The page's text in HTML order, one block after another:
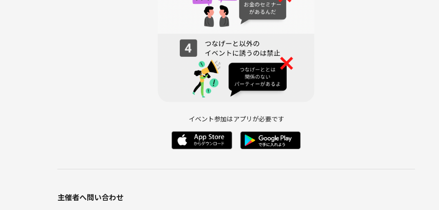
・日程が合えばそれ以上の開催も視野に
・リアル脱出ゲーム名古屋店、NANICA-NAGOYAを中心にチームで謎解きしたい
・他にも面白コンテンツがあれば不定期で開催
イベント参加はアプリが必要です
主催者へ問い合わせ